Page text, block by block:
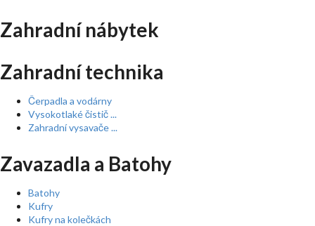
Zahradní nábytek
Zahradní technika
Čerpadla a vodárny
Vysokotlaké čistič ...
Zahradní vysavače ...
Zavazadla a Batohy
Batohy
Kufry
Kufry na kolečkách